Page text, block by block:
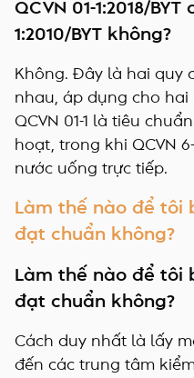
QCVN 01-1:2018/
1:2010/BYT không?
Không. Đây là hai quy
nhau, áp dụng cho hai
QCVN 01-1 là tiêu
hoạt, trong khi QCVN
nước uống trực tiếp.
Làm thế nào để tôi
đạt chuẩn không?
Làm thế nào để tôi
đạt chuẩn không?
Cách duy nhất là lấy
đến các trung tâm